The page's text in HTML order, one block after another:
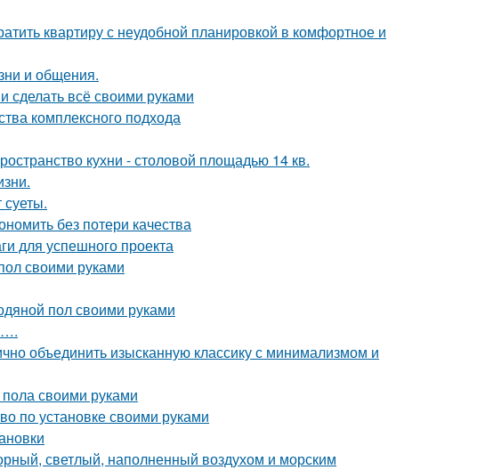
квартиру с неудобной планировкой в комфортное и
и общения.
сделать всё своими руками
комплексного подхода
кухни - столовой площадью 14 кв.
без потери качества
для успешного проекта
своими руками
пол своими руками
….
объединить изысканную классику с минимализмом и
своими руками
по установке своими руками
светлый, наполненный воздухом и морским